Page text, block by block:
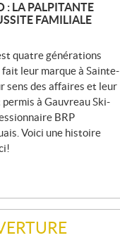
: LA PALPITANTE
FAMILIALE
quatre générations
leur marque à Sainte-
sens des affaires et leur
à Gauvreau Ski-
BRP
Voici une histoire